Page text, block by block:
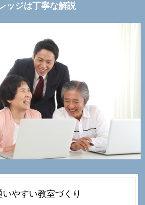
ッジは丁寧な解説
やすい教室づくり